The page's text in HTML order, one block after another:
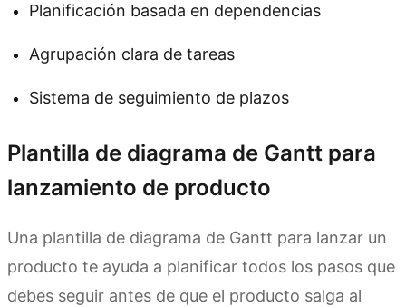
Planificación basada en dependencias
Agrupación clara de tareas
Sistema de seguimiento de plazos
Plantilla de diagrama de Gantt para
lanzamiento de producto
Una plantilla de diagrama de Gantt para lanzar un
producto te ayuda a planificar todos los pasos que
debes seguir antes de que el producto salga al